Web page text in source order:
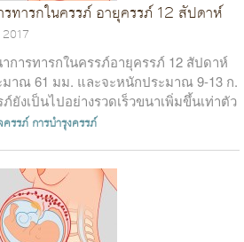
ทารกในครรภ์ อายุครรภ์ 12 สัปดาห์
ารทารกในครรภ์อายุครรภ์ 12 สัปดาห์
าณ 61 มม. และจะหนักประมาณ 9-13 ก.
ยังเป็นไปอย่างรวดเร็วขนาเพิ่มขึ้นเท่าตัว
ครรภ์ การบำรุงครรภ์